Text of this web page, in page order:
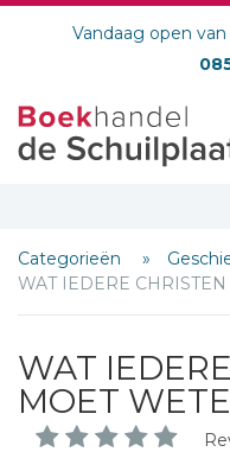
Vandaag open
Categorieën
WAT IEDERE
WAT
MOET